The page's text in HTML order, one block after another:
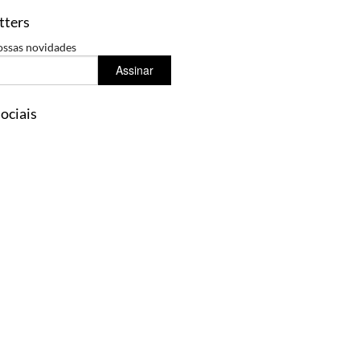
novidades
Assinar